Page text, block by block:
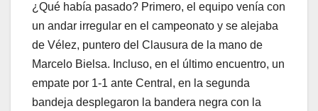
¿Qué había pasado? Primero, el equipo venía con
un andar irregular en el campeonato y se alejaba
de Vélez, puntero del Clausura de la mano de
Marcelo Bielsa. Incluso, en el último encuentro, un
empate por 1-1 ante Central, en la segunda
bandeja desplegaron la bandera negra con la